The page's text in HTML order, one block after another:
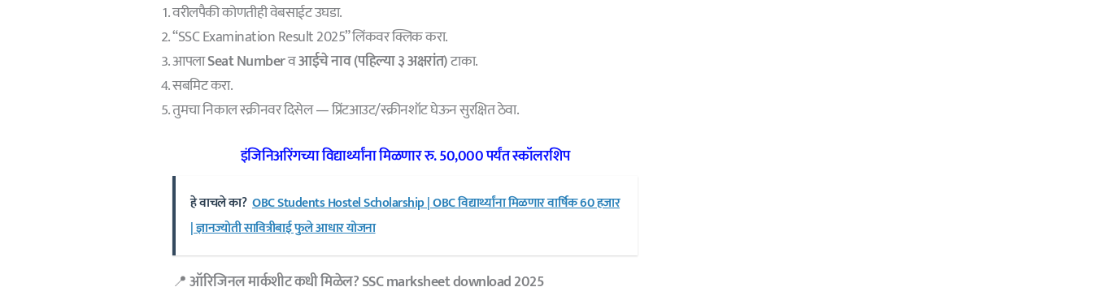
वरीलपैकी कोणतीही वेबसाईट उघडा.
“SSC Examination Result 2025” लिंकवर क्लिक करा.
आपलाSeat Numberवआईचे नाव (पहिल्या ३ अक्षरांत)टाका.
सबमिट करा.
तुमचा निकाल स्क्रीनवर दिसेल — प्रिंटआउट/स्क्रीनशॉट घेऊन सुरक्षित ठेवा.
इंजिनिअरिंगच्या विद्यार्थ्यांना मिळणार रु. 50,000 पर्यंत स्कॉलरशिप
हे वाचले का? OBC Students Hostel Scholarship | OBC विद्यार्थ्यांना मिळणार वार्षिक 60 हजार
| ज्ञानज्योती सावित्रीबाई फुले आधार योजना
📍ऑरिजिनल मार्कशीट कधी मिळेल?SSC marksheet download 2025